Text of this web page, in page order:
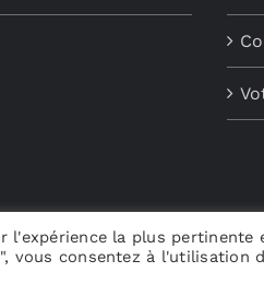
la plus pertinente
vous consentez à l'utilisation